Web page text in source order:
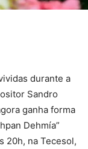
durante a
Sandro
ganha forma
Dehmía”
20h, na Tecesol,